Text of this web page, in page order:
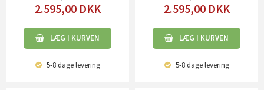
2.595,00 DKK
LÆG I KURVEN
5-8 dagelevering
2.595,00 DKK
LÆG I KURVEN
5-8 dagelevering